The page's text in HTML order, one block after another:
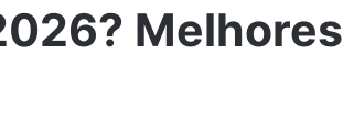
Melhores